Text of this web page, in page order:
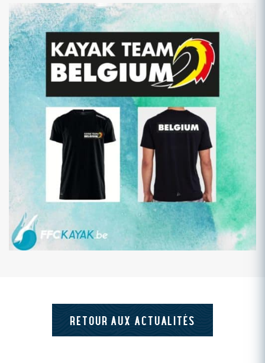
RETOUR AUX ACTUALITÉS